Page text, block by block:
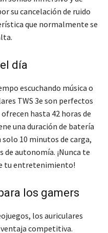
su cancelación de ruido
que normalmente se
día
escuchando música o
TWS 3e son perfectos
hasta 42 horas de
una duración de batería
10 minutos de carga,
de autonomía. ¡Nunca te
tu entretenimiento!
los gamers
los auriculares
ventaja competitiva.